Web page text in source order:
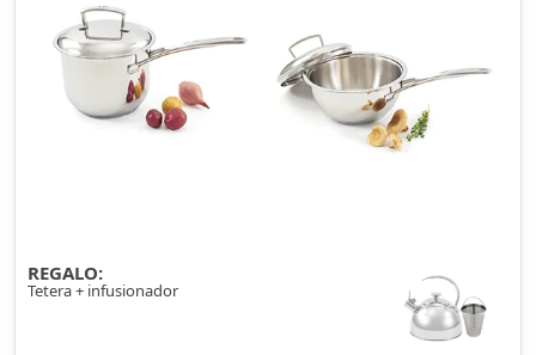
REGALO:
Tetera + infusionador